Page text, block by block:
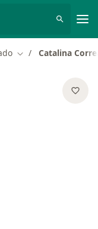
Cambiar de ciudad
Catalina